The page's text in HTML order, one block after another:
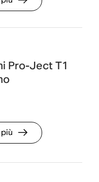
Pro-Ject T1